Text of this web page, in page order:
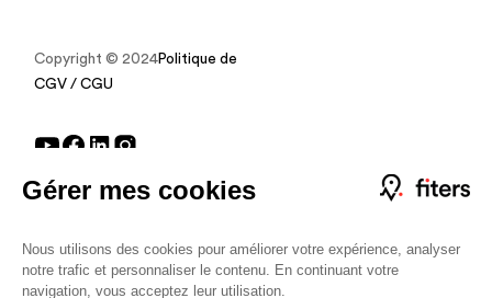
Copyright © 2024Politique de protection des données
CGV / CGU